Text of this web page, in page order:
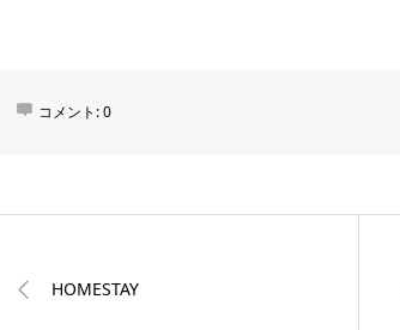
コメント:0
HOMESTAY